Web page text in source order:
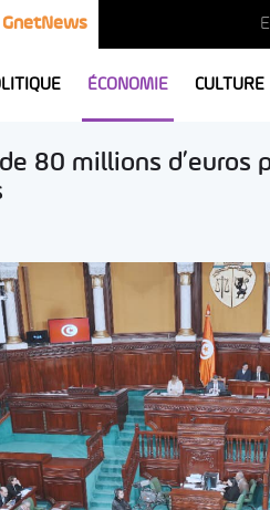
GnetNews
ÉCONOMIE CULTURE
80 millions